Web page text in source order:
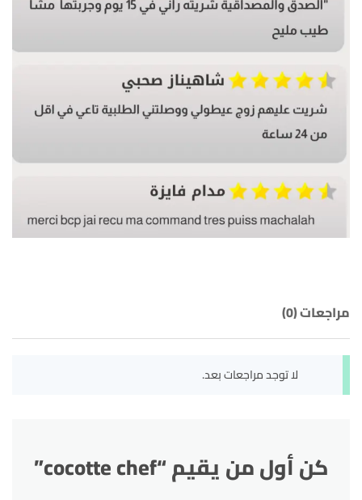
مراجعات (0)
لا توجد مراجعات بعد.
كن أول من يقيم “cocotte chef”